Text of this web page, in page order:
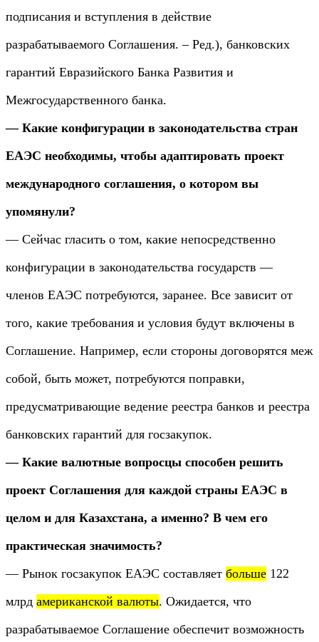
подписания и вступления в действие
разрабатываемого Соглашения. – Ред.), банковских
гарантий Евразийского Банка Развития и
Межгосударственного банка.
— Какие конфигурации в законодательства стран
ЕАЭС необходимы, чтобы адаптировать проект
международного соглашения, о котором вы
упомянули?
— Сейчас гласить о том, какие непосредственно
конфигурации в законодательства государств —
членов ЕАЭС потребуются, заранее. Все зависит от
того, какие требования и условия будут включены в
Соглашение. Например, если стороны договорятся меж
собой, быть может, потребуются поправки,
предусматривающие ведение реестра банков и реестра
банковских гарантий для госзакупок.
— Какие валютные вопросцы способен решить
проект Соглашения для каждой страны ЕАЭС в
целом и для Казахстана, а именно? В чем его
практическая значимость?
— Рынок госзакупок ЕАЭС составляет больше 122
млрд американской валюты. Ожидается, что
разрабатываемое Соглашение обеспечит возможность